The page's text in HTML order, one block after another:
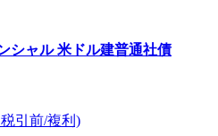
シャル 米ドル建普通社債
引前/複利)